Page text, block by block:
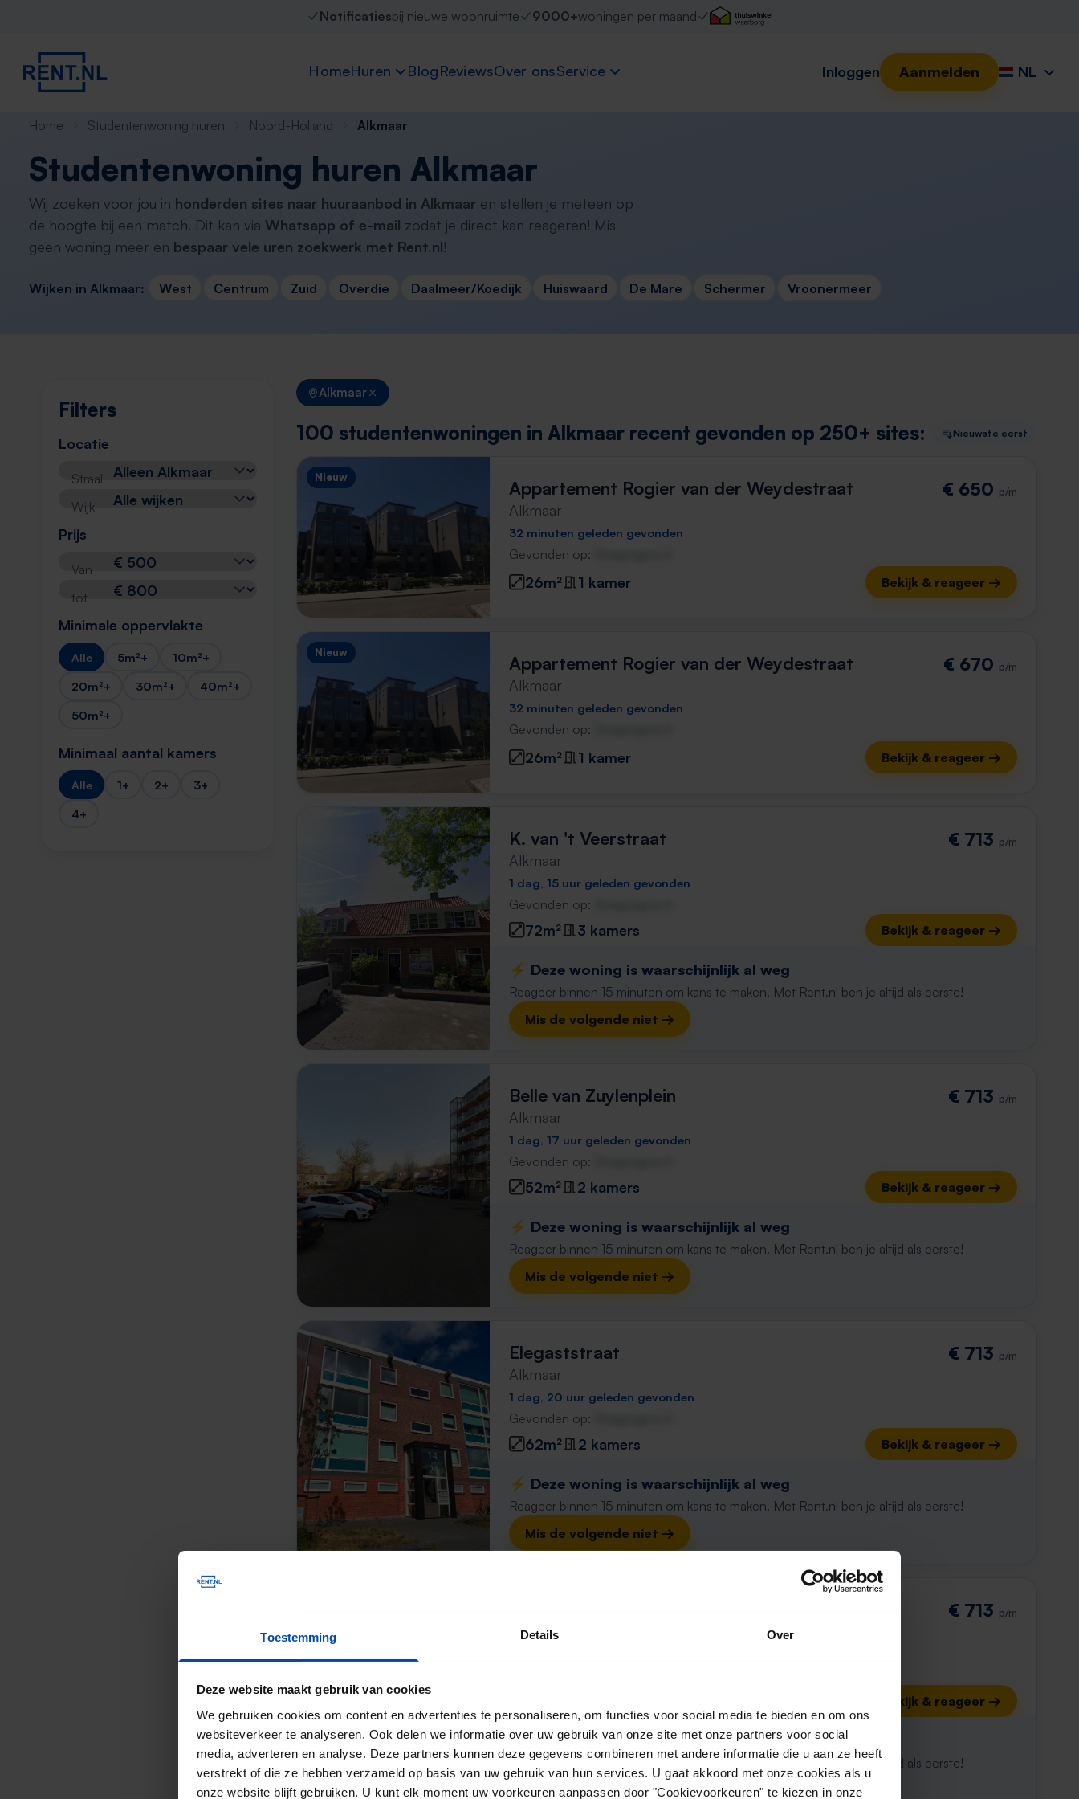
Toestemming Details Over
Deze website maakt gebruik van cookies
We gebruiken cookies om content en advertenties te personaliseren, om functies voor social media te bieden en om ons
websiteverkeer te analyseren. Ook delen we informatie over uw gebruik van onze site met onze partners voor social
media, adverteren en analyse. Deze partners kunnen deze gegevens combineren met andere informatie die u aan ze heeft
verstrekt of die ze hebben verzameld op basis van uw gebruik van hun services. U gaat akkoord met onze cookies als u
onze website blijft gebruiken. U kunt elk moment uw voorkeuren aanpassen door "Cookievoorkeuren" te kiezen in onze
Notificatiesbij nieuwe woonruimte 9000+woningen per maand
HomeHuren BlogReviewsOver onsService Inloggen Aanmelden NL
Home Studentenwoning huren Noord-Holland Alkmaar
Studentenwoning huren Alkmaar
Wij zoeken voor jou in honderden sites naar huuraanbod in Alkmaar en stellen je meteen op
de hoogte bij een match. Dit kan via Whatsapp of e-mail zodat je direct kan reageren! Mis
geen woning meer en bespaar vele uren zoekwerk met Rent.nl!
Wijken in Alkmaar: West Centrum Zuid Overdie Daalmeer/Koedijk Huiswaard De Mare Schermer Vroonermeer
Filters
Locatie
Straal
Wijk
Prijs
Van
tot
Minimale oppervlakte
Alle 5m²+
10m²+
20m²+
30m²+
40m²+
50m²+
Minimaal aantal kamers
Alle 1+ 2+
3+
4+
Alkmaar
100 studentenwoningen in Alkmaar recent gevonden op 250+ sites: Nieuwste eerst
Nieuw Appartement Rogier van der Weydestraat
Alkmaar
€ 650 p/m
32 minuten geleden gevonden
Gevonden op:
26m² 1 kamer Bekijk & reageer →
Nieuw Appartement Rogier van der Weydestraat
Alkmaar
€ 670 p/m
32 minuten geleden gevonden
Gevonden op:
26m² 1 kamer Bekijk & reageer →
K. van 't Veerstraat
Alkmaar
€ 713 p/m
1 dag, 15 uur geleden gevonden
Gevonden op:
72m² 3 kamers Bekijk & reageer →
⚡️ Deze woning is waarschijnlijk al weg
Reageer binnen 15 minuten om kans te maken. Met Rent.nl ben je altijd als eerste!
Mis de volgende niet →
Belle van Zuylenplein
Alkmaar
€ 713 p/m
1 dag, 17 uur geleden gevonden
Gevonden op:
52m² 2 kamers Bekijk & reageer →
⚡️ Deze woning is waarschijnlijk al weg
Reageer binnen 15 minuten om kans te maken. Met Rent.nl ben je altijd als eerste!
Mis de volgende niet →
Elegaststraat
Alkmaar
€ 713 p/m
1 dag, 20 uur geleden gevonden
Gevonden op:
62m² 2 kamers Bekijk & reageer →
⚡️ Deze woning is waarschijnlijk al weg
Reageer binnen 15 minuten om kans te maken. Met Rent.nl ben je altijd als eerste!
Mis de volgende niet →
Weenixhof
Alkmaar
€ 713 p/m
Bekijk & reageer →
⚡️ Deze woning is waarschijnlijk al weg
Reageer binnen 15 minuten om kans te maken. Met Rent.nl ben je altijd als eerste!
Mis de volgende niet →